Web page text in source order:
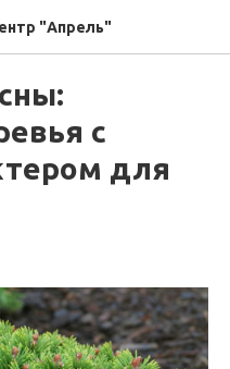
"Апрель"
с
для